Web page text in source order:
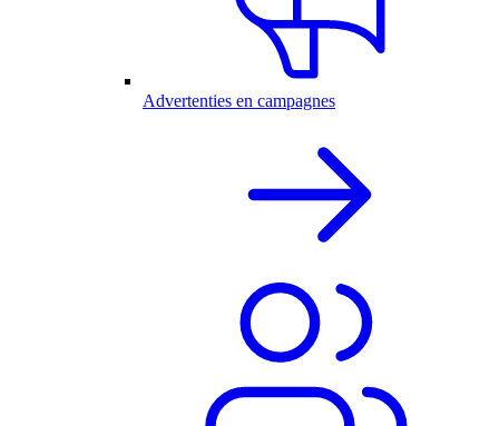
Advertenties en campagnes